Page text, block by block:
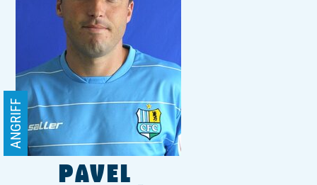
PAVEL
ANGRIFF